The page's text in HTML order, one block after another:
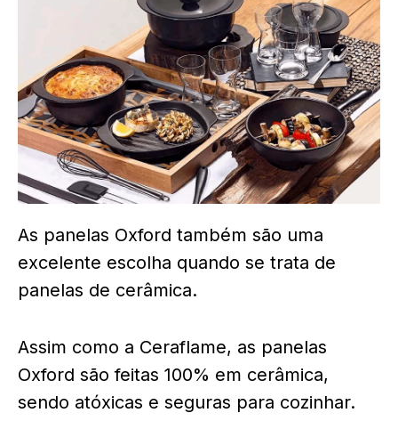
As panelas Oxford também são uma
excelente escolha quando se trata de
panelas de cerâmica.
Assim como a Ceraflame, as panelas
Oxford são feitas 100% em cerâmica,
sendo atóxicas e seguras para cozinhar.